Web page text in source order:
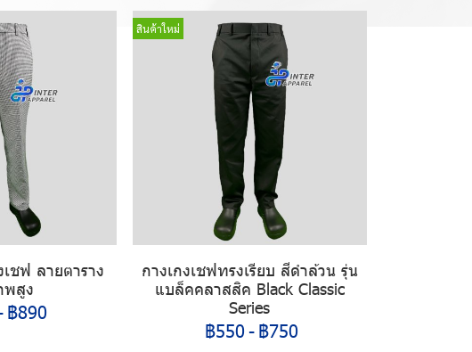
ชฟ ลายตาราง
สูง
฿890
สินค้าใหม่
กางเกงเชฟทรงเรียบ สีดำล้วน รุ่น
แบล็คคลาสสิค Black Classic
Series
฿550- ฿750